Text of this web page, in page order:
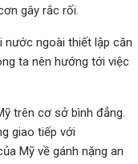
gây rắc rối.
nước ngoài thiết lập căn
ta nên hướng tới việc
trên cơ sở bình đẳng.
giao tiếp với
Mỹ về gánh nặng an